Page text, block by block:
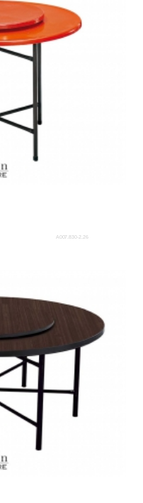
A007.830-2.26